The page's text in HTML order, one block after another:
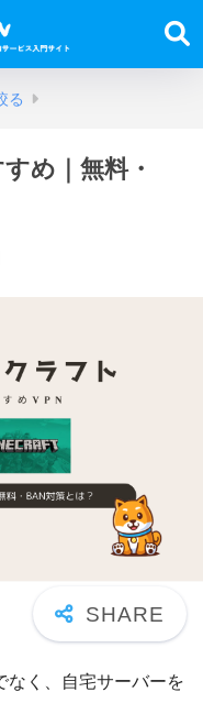
る
め｜無料・
なく、自宅サーバーを